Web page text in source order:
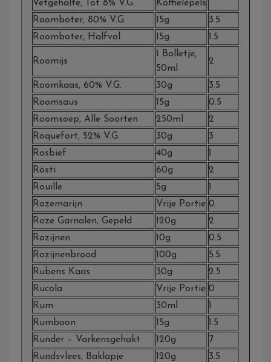
Vetgehalte, Tot 8% V.g. Koffielepels
Roomboter, 80% V.g. 15g
3.5
Roomboter, Halfvol
15g 1.5
Roomijs
1 Bolletje,
50ml
2
Roomkaas, 60% V.g. 30g
3.5
Roomsaus
15g
0.5
Roomsoep, Alle Soorten
250ml
2
Roquefort, 52% V.g.
30g
3
Rosbief
40g
1
Rösti
60g
2
Rouille
5g
1
Rozemarijn
Vrije Portie 0
Roze Garnalen, Gepeld
120g
2
Rozijnen
10g
0.5
Rozijnenbrood
100g
5.5
Rubens Kaas
30g
2.5
Rucola
Vrije Portie 0
Rum
30ml
1
Rumboon
15g
1.5
Runder – Varkensgehakt
120g
7
Rundsvlees, Baklapje
120g 3.5